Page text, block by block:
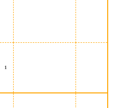
1